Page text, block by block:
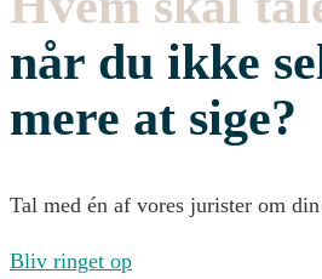
når du ikke
mere at sige?
Tal med én af vores jurister om
Bliv ringet op